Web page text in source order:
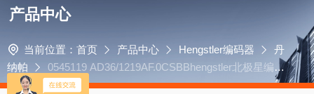
产品中心
当前位置： 首页 产品中心 Hengstler编码器
丹
纳帕
0545119 AD36/1219AF.0CSBBhengstler北极星编码
器H420500